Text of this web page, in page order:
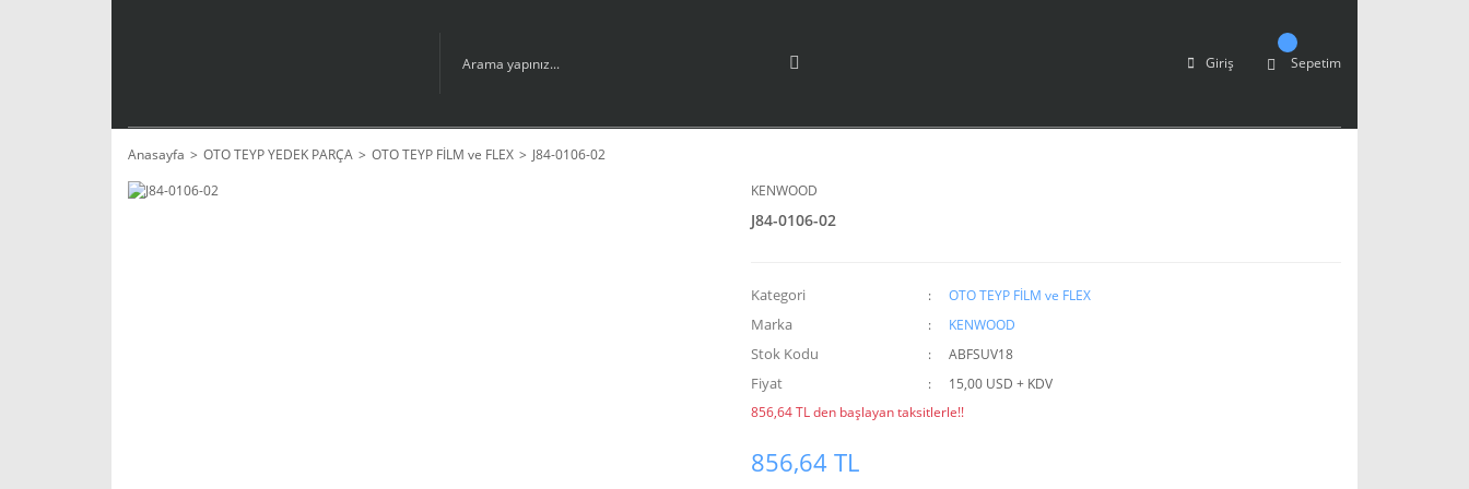
Giriş Sepetim
Anasayfa OTO TEYP YEDEK PARÇA OTO TEYP FİLM ve FLEX
J84-0106-02
KENWOOD
J84-0106-02
Kategori OTO TEYP FİLM ve FLEX
Marka KENWOOD
Stok Kodu ABFSUV18
Fiyat
15,00 USD + KDV
856,64 TL den başlayan taksitlerle!!
856,64 TL